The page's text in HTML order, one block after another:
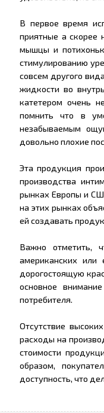
В первое время
приятные а скорее
мышцы и
стимулированию
совсем другого
жидкости во
катетером очень
помнить что в
незабываемым
довольно плохие
Эта продукция
производства
рынках Европы и
на этих рынках
ей создавать
Важно отметить,
американских или
дорогостоящую
основное
потребителя.
Отсутствие
расходы на
стоимости
образом,
доступность, что